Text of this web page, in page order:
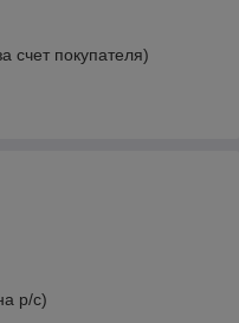
счет покупателя)
р/с)